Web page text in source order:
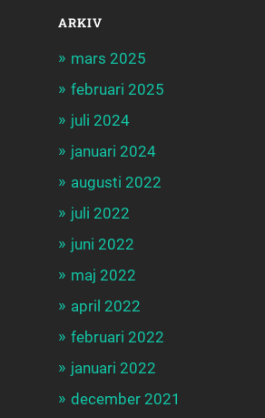
ARKIV
mars 2025
februari 2025
juli 2024
januari 2024
augusti 2022
juli 2022
juni 2022
maj 2022
april 2022
februari 2022
januari 2022
december 2021